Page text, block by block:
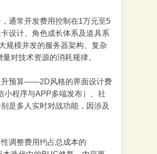
通常开发费用控制在1万元至5
设计、角色成长体系及道具系
规模并发的服务器架构、复杂
对技术资源的消耗规律。
升预算——2D风格的界面设计费
小程序与APP多端发布）、社
是多人实时对战功能，因涉及
调整费用约占总成本的